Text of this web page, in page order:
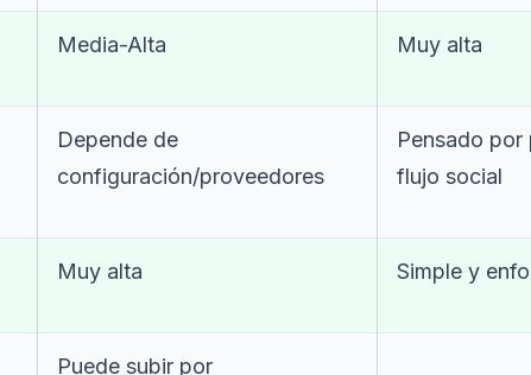
Media-Alta Muy alta
Depende de
configuración/proveedores
Pensado por
flujo social
Muy alta Simple y
Puede subir por